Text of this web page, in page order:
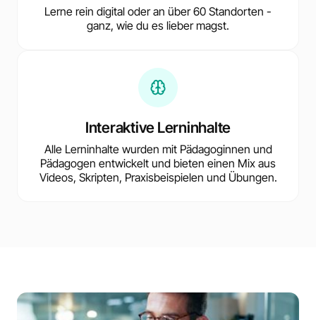
Lerne rein digital oder an über 60 Standorten -
ganz, wie du es lieber magst.
Interaktive Lerninhalte
Alle Lerninhalte wurden mit Pädagoginnen und
Pädagogen entwickelt und bieten einen Mix aus
Videos, Skripten, Praxisbeispielen und Übungen.